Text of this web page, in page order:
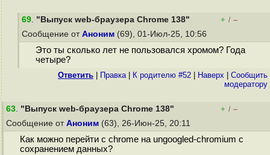
69. "Выпуск web-браузера Chrome 138" + / –
Сообщение от Аноним (69), 01-Июл-25, 10:56
Это ты сколько лет не пользовался хромом? Года
четыре?
Ответить Правка| К родителю #52 Наверх
Cообщить
модератору
63. "Выпуск web-браузера Chrome 138" + / –
Сообщение от Аноним (63), 26-Июн-25, 20:11
Как можно перейти с chrome на ungoogled-chromium с
сохранением данных?